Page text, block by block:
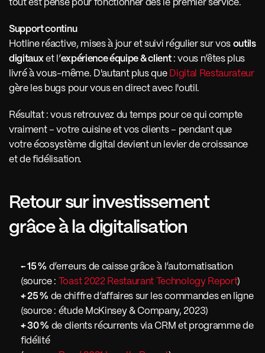
tout est pensé pour fonctionner dès le premier service.
Support continu
Hotline réactive, mises à jour et suivi régulier sur vos outils
digitaux et l’expérience équipe & client : vous n’êtes plus
livré à vous-même. D'autant plus que Digital Restaurateur
gère les bugs pour vous en direct avec l'outil.
Résultat : vous retrouvez du temps pour ce qui compte
vraiment – votre cuisine et vos clients – pendant que
votre écosystème digital devient un levier de croissance
et de fidélisation.
Retour sur investissement
grâce à la digitalisation
– 15 % d’erreurs de caisse grâce à l’automatisation
(source :
Toast 2022 Restaurant Technology Report)
+ 25 % de chiffre d’affaires sur les commandes en ligne
(source : étude McKinsey & Company, 2023)
+ 30 % de clients récurrents via CRM et programme de
fidélité